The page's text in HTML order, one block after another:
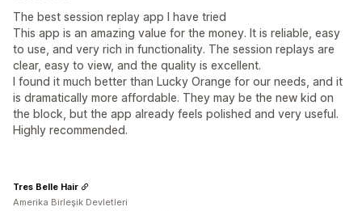
The best session replay app I have tried
This app is an amazing value for the money. It is reliable, easy
to use, and very rich in functionality. The session replays are
clear, easy to view, and the quality is excellent.
I found it much better than Lucky Orange for our needs, and it
is dramatically more affordable. They may be the new kid on
the block, but the app already feels polished and very useful.
Highly recommended.
Tres Belle Hair
Amerika Birleşik Devletleri